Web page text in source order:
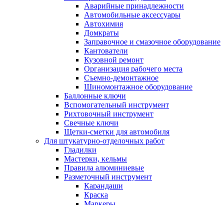
Аварийные принадлежности
Автомобильные аксессуары
Автохимия
Домкраты
Заправочное и смазочное оборудование
Кантователи
Кузовной ремонт
Организация рабочего места
Съемно-демонтажное
Шиномонтажное оборудование
Баллонные ключи
Вспомогательный инструмент
Рихтовочный инструмент
Свечные ключи
Щетки-сметки для автомобиля
Для штукатурно-отделочных работ
Гладилки
Мастерки, кельмы
Правила алюминиевые
Разметочный инструмент
Карандаши
Краска